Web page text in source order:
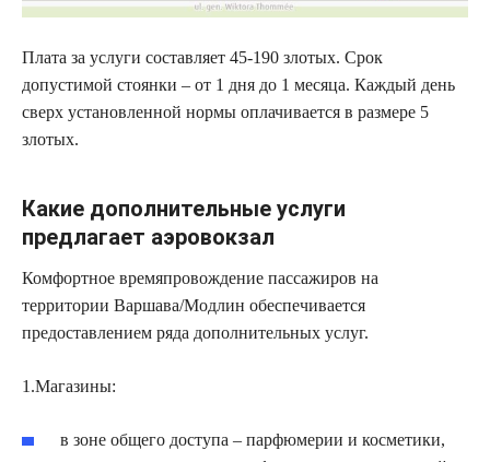
Плата за услуги составляет 45-190 злотых. Срок
допустимой стоянки – от 1 дня до 1 месяца. Каждый день
сверх установленной нормы оплачивается в размере 5
злотых.
Какие дополнительные услуги
предлагает аэровокзал
Комфортное времяпровождение пассажиров на
территории Варшава/Модлин обеспечивается
предоставлением ряда дополнительных услуг.
1.Магазины:
в зоне общего доступа – парфюмерии и косметики,